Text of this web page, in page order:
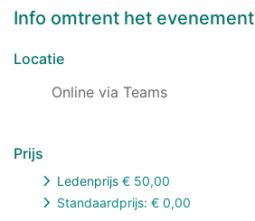
Info omtrent het evenement
Locatie
Online via Teams
Prijs
Ledenprijs € 50,00
Standaardprijs: € 0,00